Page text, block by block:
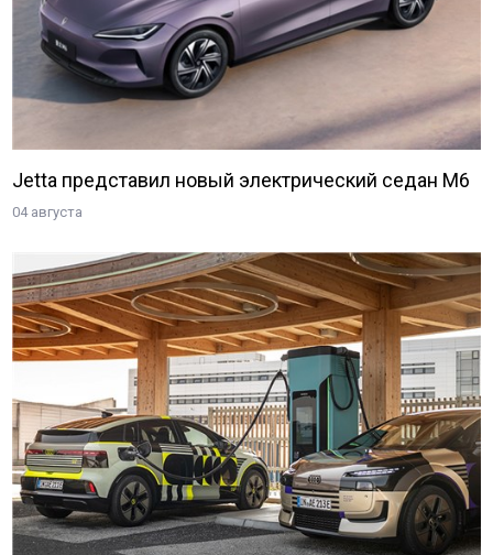
Jetta представил новый электрический седан M6
04 августа